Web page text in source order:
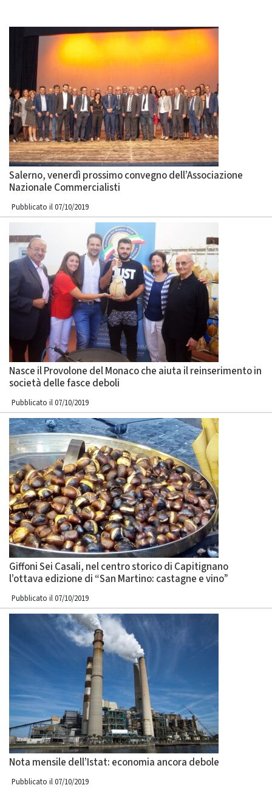
Salerno, venerdì prossimo convegno dell’Associazione
Nazionale Commercialisti
Pubblicato il 07/10/2019
Nasce il Provolone del Monaco che aiuta il reinserimento in
società delle fasce deboli
Pubblicato il 07/10/2019
Giffoni Sei Casali, nel centro storico di Capitignano
l’ottava edizione di “San Martino: castagne e vino”
Pubblicato il 07/10/2019
Nota mensile dell’Istat: economia ancora debole
Pubblicato il 07/10/2019